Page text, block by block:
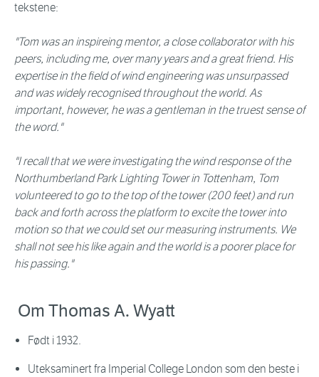
tekstene:
"Tom was an inspireing mentor, a close collaborator with his
peers, including me, over many years and a great friend. His
expertise in the field of wind engineering was unsurpassed
and was widely recognised throughout the world. As
important, however, he was a gentleman in the truest sense of
the word."
"I recall that we were investigating the wind response of the
Northumberland Park Lighting Tower in Tottenham, Tom
volunteered to go to the top of the tower (200 feet) and run
back and forth across the platform to excite the tower into
motion so that we could set our measuring instruments. We
shall not see his like again and the world is a poorer place for
his passing."
Om Thomas A. Wyatt
Født i 1932.
Uteksaminert fra Imperial College London som den beste i